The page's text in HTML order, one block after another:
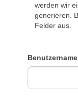
werden wir
generieren.
Felder aus.
Benutzername